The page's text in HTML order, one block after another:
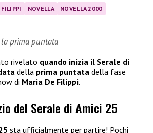
FILIPPI NOVELLA
NOVELLA 2000
prima puntata
rivelato quando inizia il Serale di
della prima puntata della fase
di Maria De Filippi.
del Serale di Amici 25
sta ufficialmente per partire! Pochi